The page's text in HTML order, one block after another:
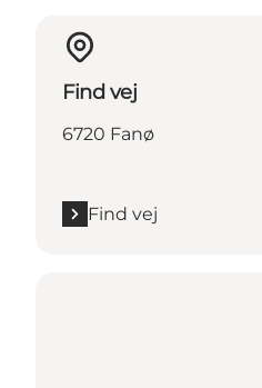
Find vej
6720 Fanø
Find vej